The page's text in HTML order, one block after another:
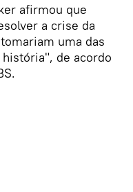
afirmou que
a crise da
uma das
de acordo